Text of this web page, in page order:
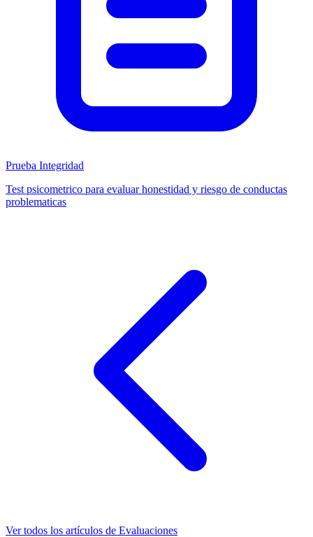
Prueba Integridad
Test psicometrico para evaluar honestidad y riesgo de conductas
problematicas
Ver todos los artículos de Evaluaciones